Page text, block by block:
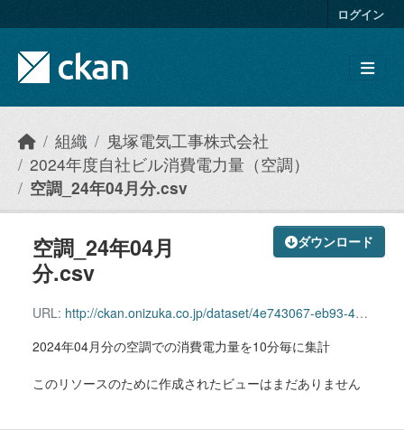
ログイン
組織
鬼塚電気工事株式会社
2024年度自社ビル消費電力量（空調）
空調_24年04月分.csv
ダウンロード
空調_24年04月
分.csv
URL: http://ckan.onizuka.co.jp/dataset/4e743067-eb93-4361-9429-19b834143137/resource/65f8dfe8-0594-4ca6-9371-a60ef492dc7f/download/airconditioning_2404.csv
2024年04月分の空調での消費電力量を10分毎に集計
このリソースのために作成されたビューはまだありません